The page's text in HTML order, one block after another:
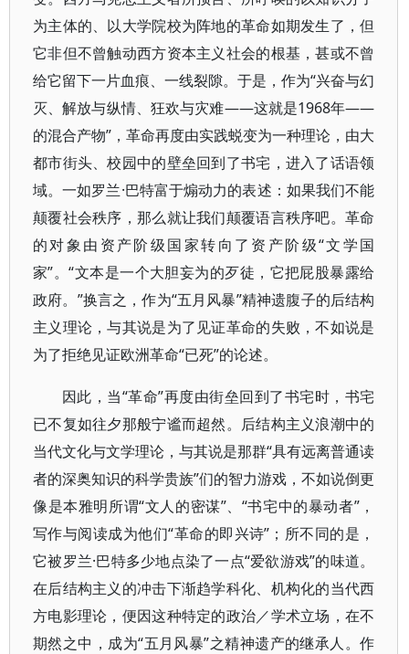
为主体的、以大学院校为阵地的革命如期发生了，但
它非但不曾触动西方资本主义社会的根基，甚或不曾
给它留下一片血痕、一线裂隙。于是，作为“兴奋与幻
灭、解放与纵情、狂欢与灾难——这就是1968年——
的混合产物”，革命再度由实践蜕变为一种理论，由大
都市街头、校园中的壁垒回到了书宅，进入了话语领
域。一如罗兰·巴特富于煽动力的表述：如果我们不能
颠覆社会秩序，那么就让我们颠覆语言秩序吧。革命
的对象由资产阶级国家转向了资产阶级“文学国
家”。“文本是一个大胆妄为的歹徒，它把屁股暴露给
政府。”换言之，作为“五月风暴”精神遗腹子的后结构
主义理论，与其说是为了见证革命的失败，不如说是
为了拒绝见证欧洲革命“已死”的论述。
因此，当“革命”再度由街垒回到了书宅时，书宅
已不复如往夕那般宁谧而超然。后结构主义浪潮中的
当代文化与文学理论，与其说是那群“具有远离普通读
者的深奥知识的科学贵族”们的智力游戏，不如说倒更
像是本雅明所谓“文人的密谋”、“书宅中的暴动者”，
写作与阅读成为他们“革命的即兴诗”；所不同的是，
它被罗兰·巴特多少地点染了一点“爱欲游戏”的味道。
在后结构主义的冲击下渐趋学科化、机构化的当代西
方电影理论，便因这种特定的政治／学术立场，在不
期然之中，成为“五月风暴”之精神遗产的继承人。作